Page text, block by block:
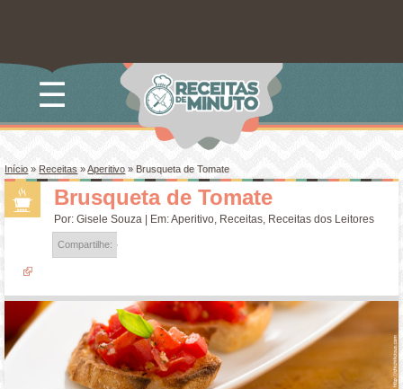
☰
Início»Receitas »Aperitivo» Brusqueta de Tomate
Brusqueta de Tomate
Por:Gisele Souza | Em:Aperitivo, Receitas, Receitas dos Leitores
Compartilhe: